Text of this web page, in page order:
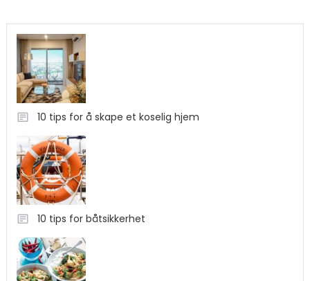
10 tips for å skape et koselig hjem
10 tips for båtsikkerhet